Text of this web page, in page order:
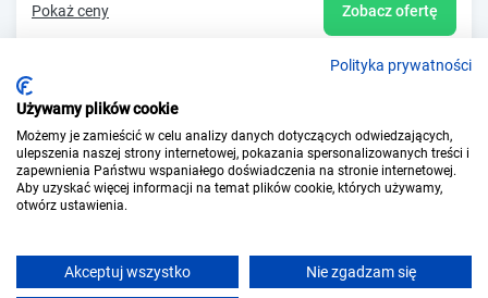
Pokaż ceny Zobacz ofertę
Polityka prywatności
Używamy plików cookie
Możemy je zamieścić w celu analizy danych dotyczących odwiedzających,
ulepszenia naszej strony internetowej, pokazania spersonalizowanych treści i
zapewnienia Państwu wspaniałego doświadczenia na stronie internetowej.
Aby uzyskać więcej informacji na temat plików cookie, których używamy,
otwórz ustawienia.
Akceptuj wszystko Nie zgadzam się